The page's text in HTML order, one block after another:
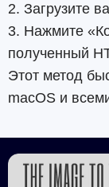
2. Загрузите
3. Нажмите
полученный
Этот метод
macOS и